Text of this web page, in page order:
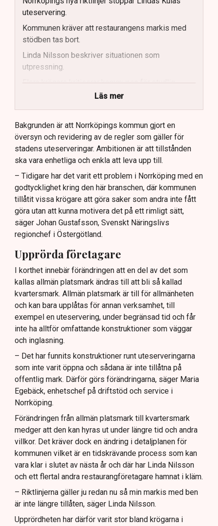
uteservering.
Kommunen kräver att restaurangens markis med
stödben tas bort.
Linda Nilsson beskriver situationen som
utpressning.
Flera krögare kritiserar kommunen för otydlig
Kommunen vill skapa enhetliga regler för
uteserveringar.
Lindas Kula ställer in uteserveringen för
sommaren.
Läs mer
Bakgrunden är att Norrköpings kommun gjort en
översyn och revidering av de regler som gäller för
stadens uteserveringar. Ambitionen är att tillstånden
ska vara enhetliga och enkla att leva upp till.
– Tidigare har det varit ett problem i Norrköping med en
godtycklighet kring den här branschen, där kommunen
tillåtit vissa krögare att göra saker som andra inte fått
göra utan att kunna motivera det på ett rimligt sätt,
säger Johan Gustafsson, Svenskt Näringslivs
regionchef i Östergötland.
Upprörda företagare
I korthet innebär förändringen att en del av det som
kallas allmän platsmark ändras till att bli så kallad
kvartersmark. Allmän platsmark är till för allmänheten
och kan bara upplåtas för annan verksamhet, till
exempel en uteservering, under begränsad tid och får
inte ha alltför omfattande konstruktioner som väggar
och inglasning.
– Det har funnits konstruktioner runt uteserveringarna
som inte varit öppna och sådana är inte tillåtna på
offentlig mark. Därför görs förändringarna, säger Maria
Egebäck, enhetschef på driftstöd och service i
Norrköping.
Förändringen från allmän platsmark till kvartersmark
medger att den kan hyras ut under längre tid och andra
villkor. Det kräver dock en ändring i detaljplanen för
kommunen vilket är en tidskrävande process som kan
vara klar i slutet av nästa år och där har Linda Nilsson
och ett flertal andra restaurangföretagare hamnat i kläm.
– Riktlinjerna gäller ju redan nu så min markis med ben
är inte längre tillåten, säger Linda Nilsson.
Upprördheten har därför varit stor bland krögarna i